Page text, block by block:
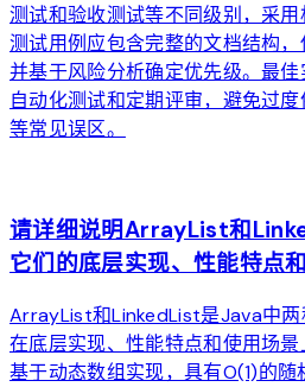
测试和验收测试等不同级别，采用
测试用例应包含完整的文档结构，
并基于风险分析确定优先级。最佳
自动化测试和定期评审，避免过
等常见误区。
请详细说明ArrayList和
它们的底层实现、性能特点
ArrayList和LinkedList是Java中
在底层实现、性能特点和使用场
基于动态数组实现，具有O(1)的